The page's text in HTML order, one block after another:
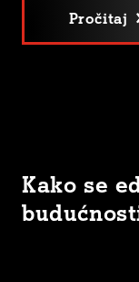
Pročitaj
Kako se